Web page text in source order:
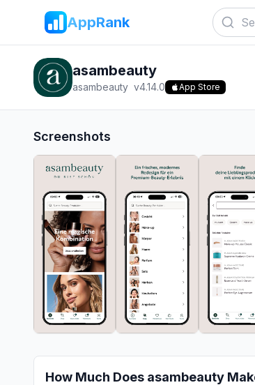
AppRank
asambeauty
asambeauty v4.14.0 App Store
Screenshots
How Much Does asambeauty